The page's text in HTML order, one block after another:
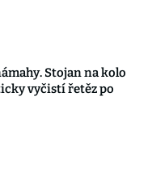
Stojan na kolo
vyčistí řetěz po